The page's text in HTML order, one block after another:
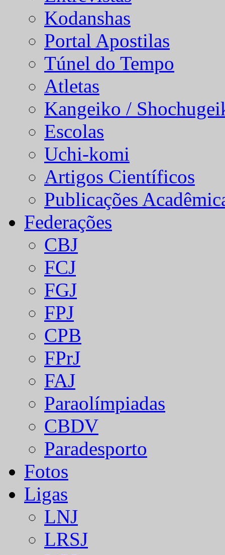
Kodanshas
Portal Apostilas
Túnel do Tempo
Atletas
Kangeiko /
Escolas
Uchi-komi
Artigos Científicos
Publicações
Federações
CBJ
FCJ
FGJ
FPJ
CPB
FPrJ
FAJ
Paraolímpiadas
CBDV
Paradesporto
Fotos
Ligas
LNJ
LRSJ